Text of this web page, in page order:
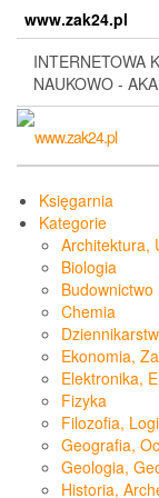
content
www.zak24.pl
INTERNETOWA
NAUKOWO -
Księgarnia
Kategorie
Architektura,
Biologia
Budownictwo
Chemia
Ekonomia,
Elektronika,
Fizyka
Filozofia,
Geografia,
Geologia,
Historia,